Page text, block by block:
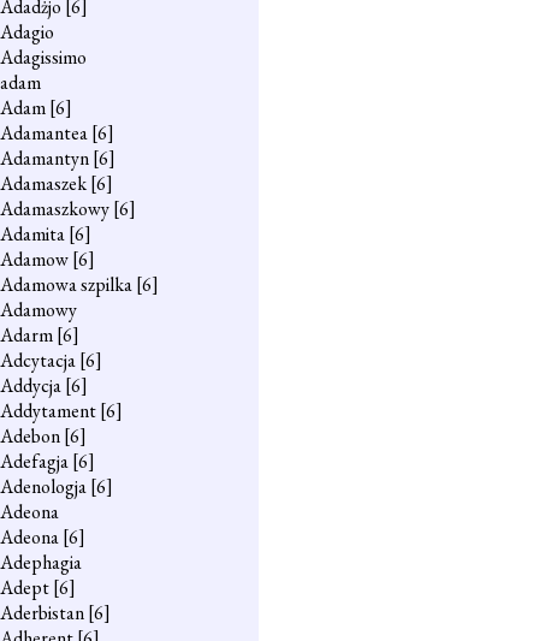
Adadżjo [6]
Adagio
Adagissimo
adam
Adam[6]
Adamantea[6]
Adamantyn[6]
Adamaszek[6]
Adamaszkowy[6]
Adamita[6]
Adamow[6]
Adamowa szpilka[6]
Adamowy
Adarm[6]
Adcytacja[6]
Addycja[6]
Addytament[6]
Adebon[6]
Adefagja[6]
Adenologja[6]
Adeona
Adeona[6]
Adephagia
Adept[6]
Aderbistan[6]